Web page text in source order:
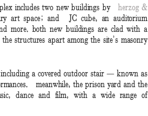
includes two new buildings byherzog &
art space; and JC cube, an auditorium
more. both new buildings are clad with a
structures apart among the site’s masonry
including a covered outdoor stair — known as
meanwhile, the prison yard and the
dance and film, with a wide range of